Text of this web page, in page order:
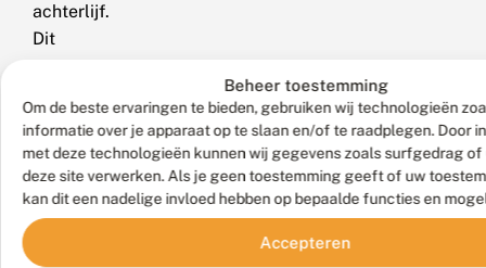
Beheer toestemming
Om de beste ervaringen te bieden, gebruiken wij technologieën
informatie over je apparaat op te slaan en/of te raadplegen. Door
met deze technologieën kunnen wij gegevens zoals surfgedrag of
deze site verwerken. Als je geen toestemming geeft of uw
kan dit een nadelige invloed hebben op bepaalde functies en
Accepteren
achterlijf.
Dit
welbeschouwd
echter
anders.
De
gele